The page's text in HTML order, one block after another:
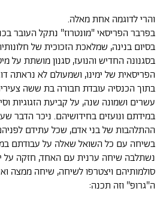
והרי לדוגמה אחת מאלה.
בפרבר הפריסאי "מונטרוז" נתקל העובר
בסיום בנינה, שמלאכת הזכוכית של
בסגנונה החדיש והנועז, סגנון מושתת על
הפריסאית של ימינו, ושמעולם לא נראתה
בתוך הכנסיה עובדת חבורה בת ששה
עשרים ושמונה שנה, על קביעת הזגוגיות
במידתם ונועזים בחידושיהם. ניכר הדבר
ההתלהבות של בני אדם, שכל עתידם
בשיחה עם כל השואל שאלה על עבודתם
נשתלבה שיחה ערנית עם האחד, חזקה על
סולמותיהם ויצטרפו לשיחה, שיחה ממצה
ה"גרופ" וזה תכנה: